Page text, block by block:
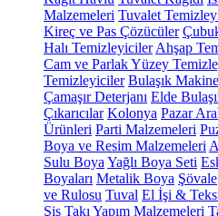
Malzemeleri Tuvalet
Kireç ve Pas Çözücüler
Halı Temizleyiciler Ahşap
Cam ve Parlak Yüzey
Temizleyiciler Bulaşık
Çamaşır Deterjanı Elde
Çıkarıcılar Kolonya Pazar
Ürünleri Parti Malzemeleri
Boya ve Resim Malzemeleri
Sulu Boya Yağlı Boya Seti
Boyaları Metalik Boya Şövale
ve Rulosu Tuval El İşi &
Şiş Takı Yapım Malzemeleri